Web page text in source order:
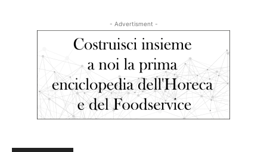
- Advertisment -